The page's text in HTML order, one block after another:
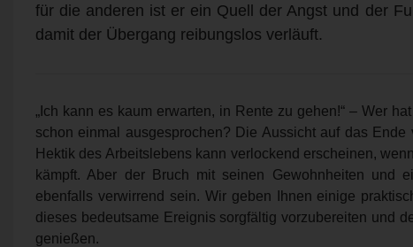
für die anderen ist er ein Quell der Angst und der
damit der Übergang reibungslos verläuft.
„Ich kann es kaum erwarten, in Rente zu gehen!“ – Wer
schon einmal ausgesprochen? Die Aussicht auf das
Hektik des Arbeitslebens kann verlockend erscheinen,
kämpft. Aber der Bruch mit seinen Gewohnheiten und
ebenfalls verwirrend sein. Wir geben Ihnen einige
dieses bedeutsame Ereignis sorgfältig vorzubereiten und
genießen.